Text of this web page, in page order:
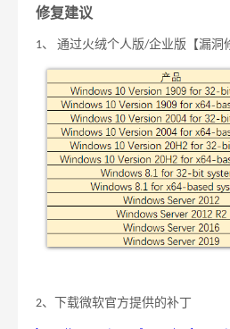
修复建议
1、 通过火绒个人版/企业版【漏洞
2、下载微软官方提供的补丁